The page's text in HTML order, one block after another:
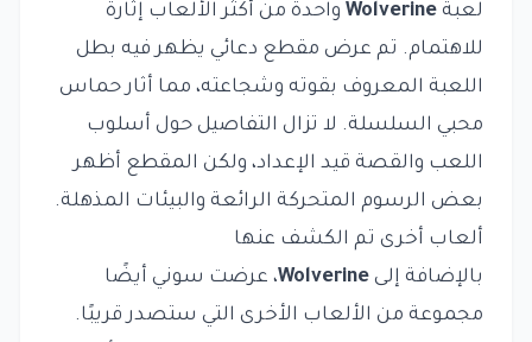
لعبة Wolverine واحدة من أكثر الألعاب إثارة
للاهتمام. تم عرض مقطع دعائي يظهر فيه بطل
اللعبة المعروف بقوته وشجاعته، مما أثار حماس
محبي السلسلة. لا تزال التفاصيل حول أسلوب
اللعب والقصة قيد الإعداد، ولكن المقطع أظهر
بعض الرسوم المتحركة الرائعة والبيئات المذهلة.
ألعاب أخرى تم الكشف عنها
بالإضافة إلى Wolverine، عرضت سوني أيضًا
مجموعة من الألعاب الأخرى التي ستصدر قريبًا.